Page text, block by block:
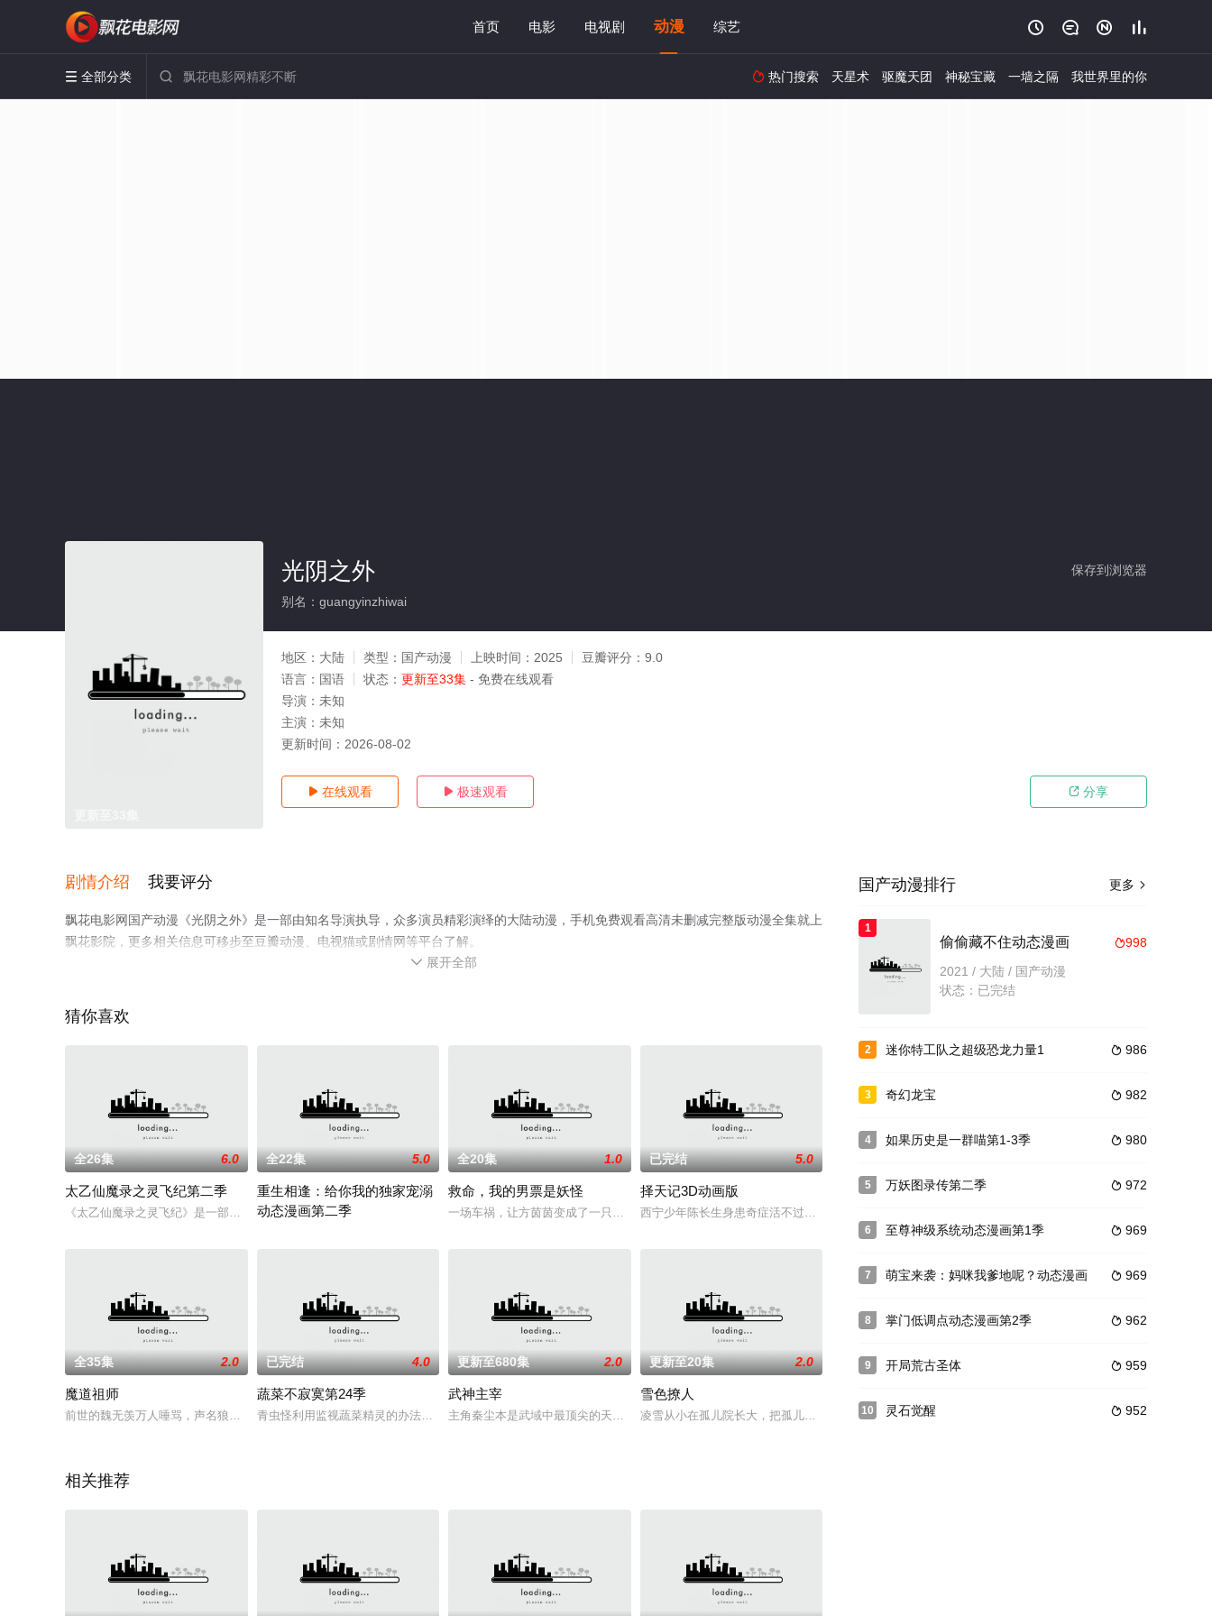
首页 电影 电视剧 动漫 综艺    
 全部分类   热门搜索 天星术 驱魔天团 神秘宝藏 一墙之隔 我世界里的你
保存到浏览器
光阴之外
别名：guangyinzhiwai
地区： 大陆 类型： 国产动漫 上映时间： 2025 豆瓣评分： 9.0
语言： 国语 状态： 更新至33集 - 免费在线观看
导演： 未知
主演： 未知
更新时间： 2026-08-02
 在线观看  极速观看  分享
剧情介绍 我要评分
飘花电影网国产动漫《光阴之外》是一部由知名导演执导，众多演员精彩演绎的大陆动漫，手机免费观看高清未删减完整版动漫全集就上
飘花影院，更多相关信息可移步至豆瓣动漫、电视猫或剧情网等平台了解。
 展开全部
猜你喜欢
全26集 6.0
太乙仙魔录之灵飞纪第二季
《太乙仙魔录之灵飞纪》是一部原味仙侠题材的连载动画，而作为国内首部原创仙侠动漫，其第一季播出全网点击量截至目前已达3.5亿。《灵飞纪》主要以
全22集 5.0
重生相逢：给你我的独家宠溺
动态漫画第二季
重生回十七岁，云想想发誓不再受人欺负，她打脸渣男，高调征婚， 却被迫接受了一个有腿疾的男人，云想想被人嘲笑，被人讥讽。 可男人把她捧在手心里
全20集 1.0
救命，我的男票是妖怪
一场车祸，让方茵茵变成了一只猫。不仅要做三只小猫的全职奶妈，还要应付绒毛控总裁的二十四小时不间断调戏。总裁：“从今天起你就是我的猫
已完结 5.0
择天记3D动画版
西宁少年陈长生身患奇症活不过二十岁，为寻改命之法，前往神都参加大朝试，却因与真凤徐有容的一纸婚约
全35集 2.0
魔道祖师
前世的魏无羡万人唾骂，声名狼藉。 被护持一生的师弟带人端了老巢， 纵横一世，死无全尸。 曾掀起腥风血雨的一代魔道祖师，重生成了一个…… 脑残
已完结 4.0
蔬菜不寂寞第24季
青虫怪利用监视蔬菜精灵的办法偷窥到了很多蔬菜精灵们的秘密，在得意之下他大肆宣扬，放了个大喇叭对着蔬菜园，循环播放自己观察到的秘密嘲笑蔬菜精灵
更新至680集 2.0
武神主宰
主角秦尘本是武域中最顶尖的天才强者，却遭歹人暗算，陨落大陆禁地死亡峡谷。必死无疑的秦尘，却意外触发神秘古剑的力量…… 三百年后，天
更新至20集 2.0
雪色撩人
凌雪从小在孤儿院长大，把孤儿院当成自己的家。但孤儿院的租约即将到期，为了买下孤儿院的那片地皮，让
相关推荐
更多 
国产动漫排行
1
998
偷偷藏不住动态漫画
2021 / 大陆 / 国产动漫
状态：已完结
2  986
迷你特工队之超级恐龙力量1
3  982
奇幻龙宝
4  980
如果历史是一群喵第1-3季
5  972
万妖图录传第二季
6  969
至尊神级系统动态漫画第1季
7  969
萌宝来袭：妈咪我爹地呢？动态漫画
8  962
掌门低调点动态漫画第2季
9  959
开局荒古圣体
10  952
灵石觉醒